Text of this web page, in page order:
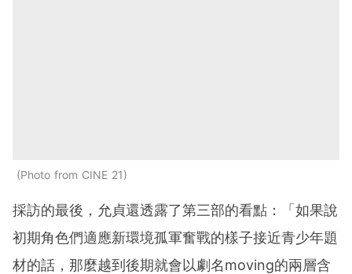
Photo from CINE 21
採訪的最後，允貞還透露了第三部的看點：「如果說
初期角色們適應新環境孤軍奮戰的樣子接近青少年題
材的話，那麼越到後期就會以劇名moving的兩層含